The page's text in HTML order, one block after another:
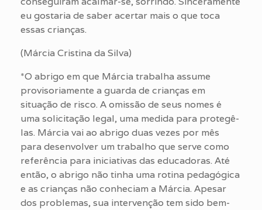
eu gostaria de saber acertar mais o que toca
essas crianças.
(Márcia Cristina da Silva)
*O abrigo em que Márcia trabalha assume
provisoriamente a guarda de crianças em
situação de risco. A omissão de seus nomes é
uma solicitação legal, uma medida para protegê-
las. Márcia vai ao abrigo duas vezes por mês
para desenvolver um trabalho que serve como
referência para iniciativas das educadoras. Até
então, o abrigo não tinha uma rotina pedagógica
e as crianças não conheciam a Márcia. Apesar
dos problemas, sua intervenção tem sido bem-